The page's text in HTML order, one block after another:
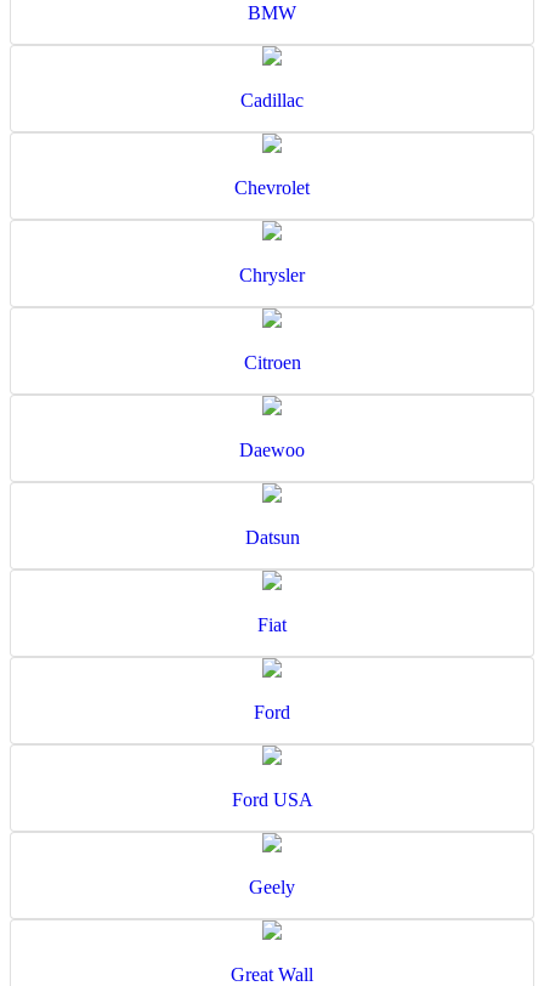
BMW
Cadillac
Chevrolet
Chrysler
Citroen
Daewoo
Datsun
Fiat
Ford
Ford USA
Geely
Great Wall